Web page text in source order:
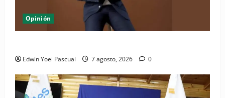
Opinión
Edwin Yoel Pascual 7 agosto, 2026 0